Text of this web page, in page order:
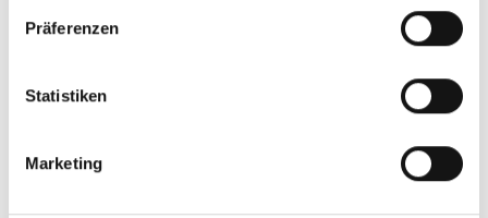
Präferenzen
Statistiken
Marketing
Spindelmäher
Messer und Adapter